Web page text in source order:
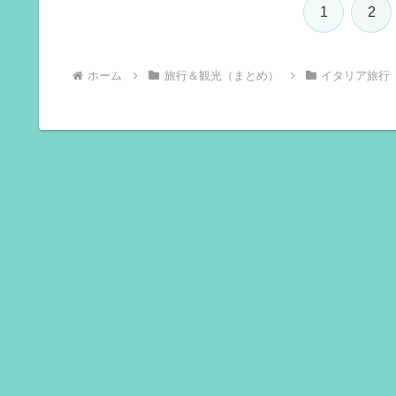
1 2
ホーム 旅行＆観光（まとめ） イタリア旅行